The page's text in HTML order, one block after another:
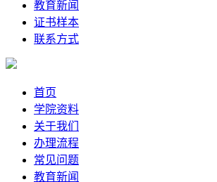
教育新闻
证书样本
联系方式
首页
学院资料
关于我们
办理流程
常见问题
教育新闻